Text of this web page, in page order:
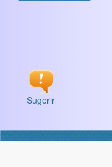
Sugerir